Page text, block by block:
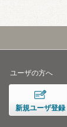
ユーザの方へ
新規ユーザ登録